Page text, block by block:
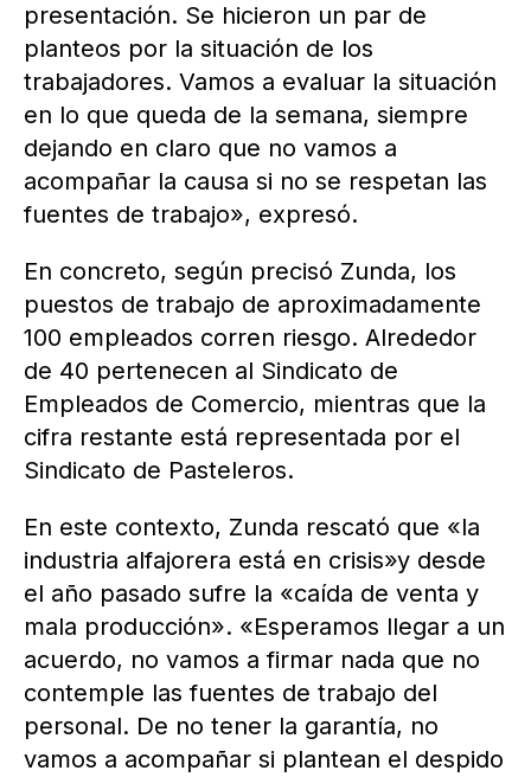
presentación. Se hicieron un par de
planteos por la situación de los
trabajadores. Vamos a evaluar la situación
en lo que queda de la semana, siempre
dejando en claro que no vamos a
acompañar la causa si no se respetan las
fuentes de trabajo», expresó.
En concreto, según precisó Zunda, los
puestos de trabajo de aproximadamente
100 empleados corren riesgo. Alrededor
de 40 pertenecen al Sindicato de
Empleados de Comercio, mientras que la
cifra restante está representada por el
Sindicato de Pasteleros.
En este contexto, Zunda rescató que «la
industria alfajorera está en crisis»y desde
el año pasado sufre la «caída de venta y
mala producción». «Esperamos llegar a un
acuerdo, no vamos a firmar nada que no
contemple las fuentes de trabajo del
personal. De no tener la garantía, no
vamos a acompañar si plantean el despido